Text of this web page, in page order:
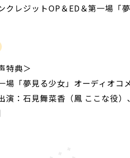
クレジットOP＆ED＆第一場「
特典＞
場「夢見る少女」オーディオコ
出演：石見舞菜香（鳳 ここな役